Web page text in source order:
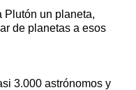
Plutón un planeta,
de planetas a esos
3.000 astrónomos y